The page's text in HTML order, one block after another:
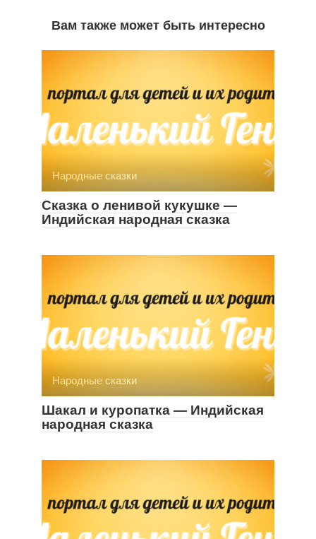
Вам также может быть интересно
Народные сказки
Сказка о ленивой кукушке —
Индийская народная сказка
Народные сказки
Шакал и куропатка — Индийская
народная сказка